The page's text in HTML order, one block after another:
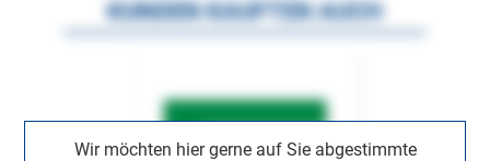
Wir möchten hier gerne auf Sie abgestimmte
KUNDEN KAUFTEN AUCH